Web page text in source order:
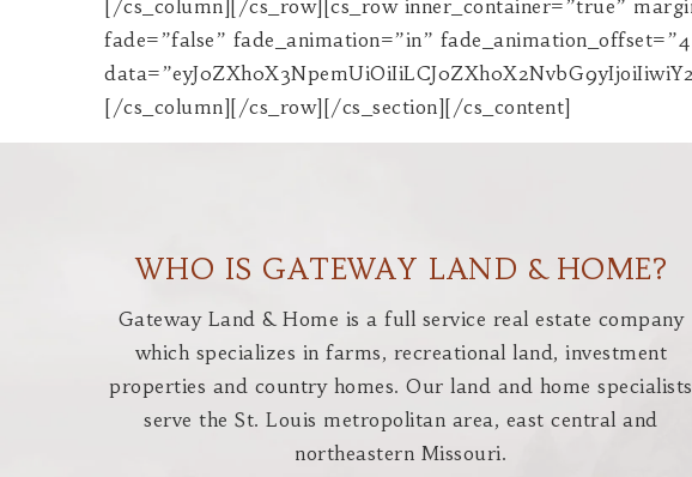
WHO IS GATEWAY LAND & HOME?
Gateway Land & Home is a full service real estate company
which specializes in farms, recreational land, investment
properties and country homes. Our land and home specialists
serve the St. Louis metropolitan area, east central and
northeastern Missouri.